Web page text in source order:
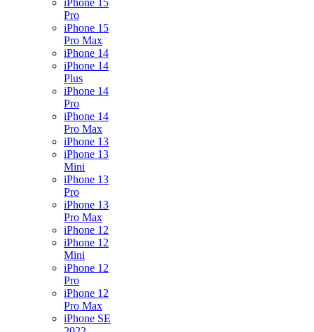
iPhone 15
Pro
iPhone 15
Pro Max
iPhone 14
iPhone 14
Plus
iPhone 14
Pro
iPhone 14
Pro Max
iPhone 13
iPhone 13
Mini
iPhone 13
Pro
iPhone 13
Pro Max
iPhone 12
iPhone 12
Mini
iPhone 12
Pro
iPhone 12
Pro Max
iPhone SE